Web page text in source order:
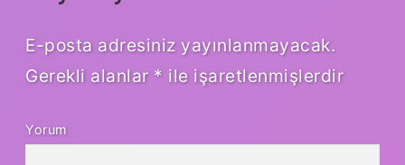
E-posta adresiniz yayınlanmayacak.
Gerekli alanlar * ile işaretlenmişlerdir
Yorum